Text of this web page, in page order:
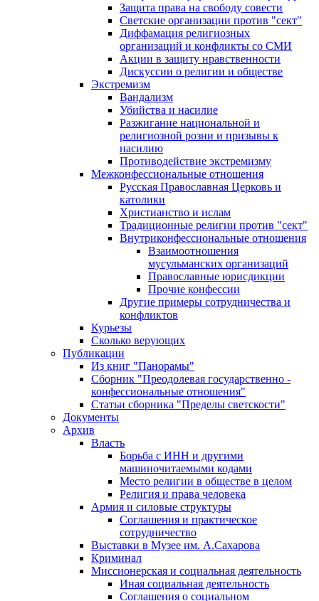
Защита права на свободу совести
Светские организации против "сект"
Диффамация религиозных
организаций и конфликты со СМИ
Акции в защиту нравственности
Дискуссии о религии и обществе
Экстремизм
Вандализм
Убийства и насилие
Разжигание национальной и
религиозной розни и призывы к
насилию
Противодействие экстремизму
Межконфессиональные отношения
Русская Православная Церковь и
католики
Христианство и ислам
Традиционные религии против "сект"
Внутриконфессиональные отношения
Взаимоотношения
мусульманских организаций
Православные юрисдикции
Прочие конфессии
Другие примеры сотрудничества и
конфликтов
Курьезы
Сколько верующих
Публикации
Из книг "Панорамы"
Сборник "Преодолевая государственно -
конфессиональные отношения"
Статьи сборника "Пределы светскости"
Документы
Архив
Власть
Борьба с ИНН и другими
машиночитаемыми кодами
Место религии в обществе в целом
Религия и права человека
Армия и силовые структуры
Соглашения и практическое
сотрудничество
Выставки в Музее им. А.Сахарова
Криминал
Миссионерская и социальная деятельность
Иная социальная деятельность
Соглашения о социальном